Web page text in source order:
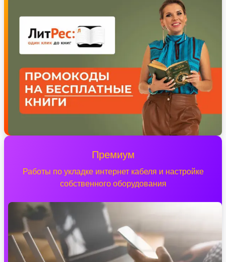
Премиум
Работы по укладке интернет кабеля и настройке
собственного оборудования